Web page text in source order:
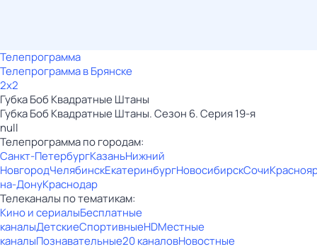
Телепрограмма
Телепрограмма в Брянске
2x2
Губка Боб Квадратные Штаны
Губка Боб Квадратные Штаны. Сезон 6. Серия 19-я
null
Телепрограмма по городам:
Санкт-ПетербургКазаньНижний
НовгородЧелябинскЕкатеринбургНовосибирскСочи
на-ДонуКраснодар
Телеканалы по тематикам:
Кино и сериалыБесплатные
каналыДетскиеСпортивныеHDМестные
каналыПознавательные20 каналовНовостные